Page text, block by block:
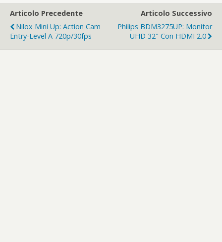
Articolo Precedente
Nilox Mini Up: Action Cam
Entry-Level A 720p/30fps
Articolo Successivo
Philips BDM3275UP: Monitor
UHD 32" Con HDMI 2.0